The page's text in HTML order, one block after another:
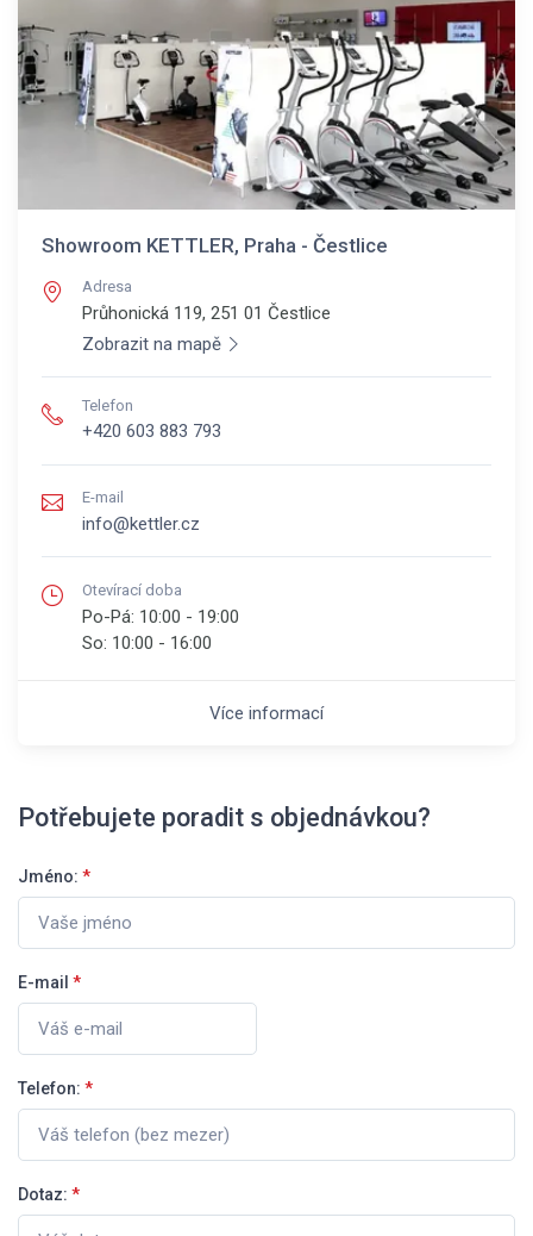
Showroom KETTLER, Praha - Čestlice
Adresa
Průhonická 119, 251 01 Čestlice
Zobrazit na mapě
Telefon
+420 603 883 793
E-mail
info@kettler.cz
Otevírací doba
Po-Pá: 10:00 - 19:00
So: 10:00 - 16:00
Více informací
Potřebujete poradit s objednávkou?
Jméno: *
E-mail *
Telefon: *
Dotaz: *